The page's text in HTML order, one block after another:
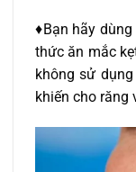
♦Bạn hãy
thức ăn mắc
không sử
khiến cho răng